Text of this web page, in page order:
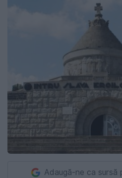
Adaugă-ne ca sursă